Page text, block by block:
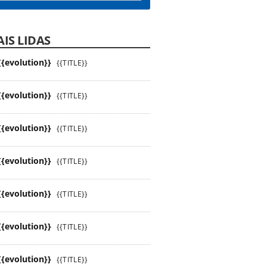
LIDAS
{{TITLE}}
{{TITLE}}
{{TITLE}}
{{TITLE}}
{{TITLE}}
{{TITLE}}
{{TITLE}}